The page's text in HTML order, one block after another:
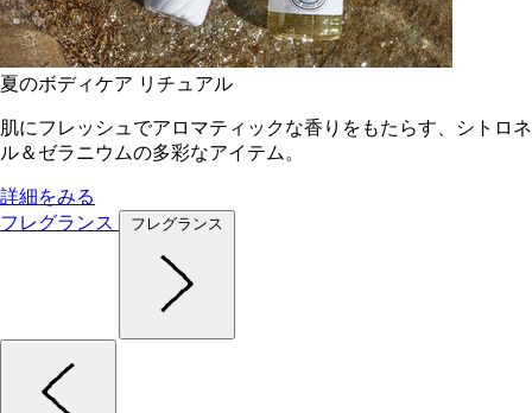
夏のボディケア リチュアル
肌にフレッシュでアロマティックな香りをもたらす、シトロネ
ル＆ゼラニウムの多彩なアイテム。
詳細をみる
フレグランス
フレグランス